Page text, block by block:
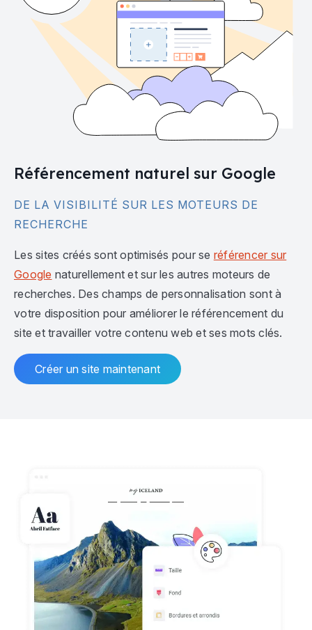
Référencement naturel sur Google
DE LA VISIBILITÉ SUR LES MOTEURS DE
RECHERCHE
Les sites créés sont optimisés pour se référencer sur
Google naturellement et sur les autres moteurs de
recherches. Des champs de personnalisation sont à
votre disposition pour améliorer le référencement du
site et travailler votre contenu web et ses mots clés.
Créer un site maintenant